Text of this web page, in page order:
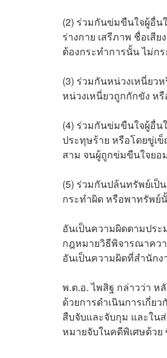
(2) ร่วมกันข่มขืนใจผู้อื่น
ร่างกาย เสรีภาพ ชื่อเ
ต้องกระทำการนั้น ไม่ก
(3) ร่วมกันหน่วงเหนี่ยว
หน่วงเหนี่ยวถูกกักขัง ห
(4) ร่วมกันข่มขืนใจผู้อื่
ประทุษร้าย หรือโดยขู่เ
สาม จนผู้ถูกข่มขืนใจยอ
(5) ร่วมกันปล้นทรัพย์เป็
กระทำผิด หรือพาทรัพย์
อันเป็นความผิดตามประ
กฎหมายวิธีพิจารณาคว
อันเป็นความผิดที่สำนัก
พ.ต.อ. ไพสิฐ กล่าวว่า ห
ด้วยการดำเนินการเกี่ย
สืบจับและจับกุม และใน
หมายจับในคดีพิเศษด้ว